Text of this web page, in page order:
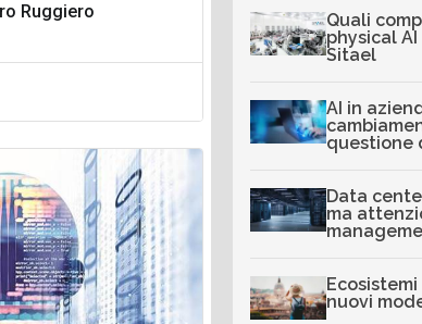
Ruggiero
Quali
physical
Sitael
AI in
questione
Data
ma
nuovi